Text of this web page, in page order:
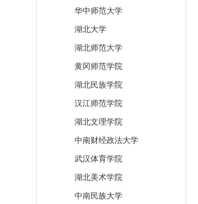
华中师范大学
湖北大学
湖北师范大学
黄冈师范学院
湖北民族学院
汉江师范学院
湖北文理学院
中南财经政法大学
武汉体育学院
湖北美术学院
中南民族大学